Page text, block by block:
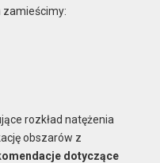
rozkład natężenia
obszarów z
dotyczące